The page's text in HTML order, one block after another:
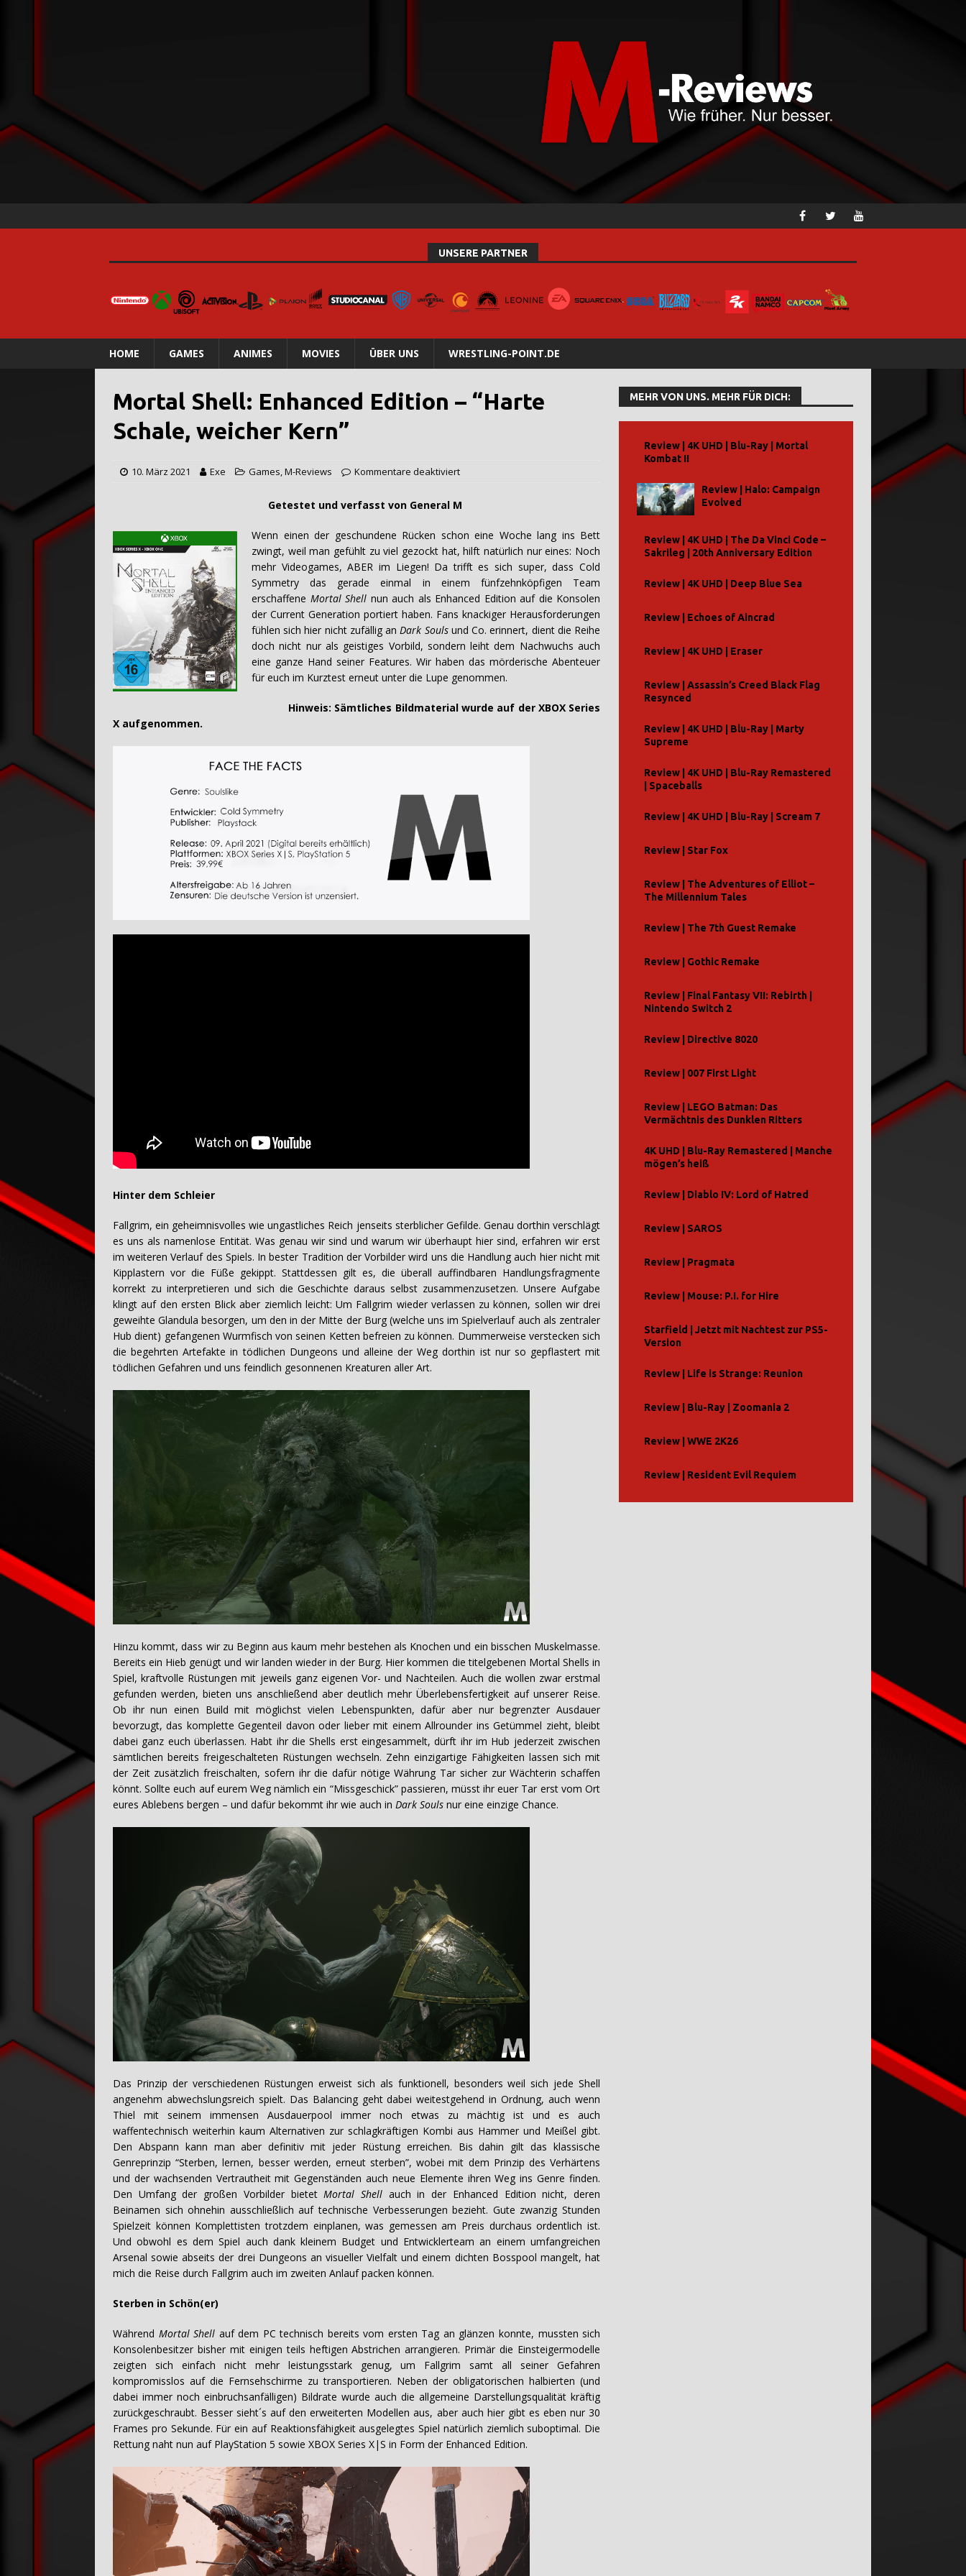
UNSERE PARTNER
HOME GAMES ANIMES MOVIES ÜBER UNS WRESTLING-POINT.DE
Mortal Shell: Enhanced Edition – “Harte
Schale, weicher Kern”
10. März 2021 Exe Games,M-Reviews Kommentare deaktiviert
Getestet und verfasst von General M
Wenn einen der geschundene Rücken schon eine Woche lang ins Bett
zwingt, weil man gefühlt zu viel gezockt hat, hilft natürlich nur eines: Noch
mehr Videogames, ABER im Liegen! Da trifft es sich super, dass Cold
Symmetry das gerade einmal in einem fünfzehnköpfigen Team
erschaffene Mortal Shell nun auch als Enhanced Edition auf die Konsolen
der Current Generation portiert haben. Fans knackiger Herausforderungen
fühlen sich hier nicht zufällig an Dark Soulsund Co. erinnert, dient die Reihe
doch nicht nur als geistiges Vorbild, sondern leiht dem Nachwuchs auch
eine ganze Hand seiner Features. Wir haben das mörderische Abenteuer
für euch im Kurztest erneut unter die Lupe genommen.
Hinweis: Sämtliches Bildmaterial wurde auf der XBOX Series
X aufgenommen.
Hinter dem Schleier
Fallgrim, ein geheimnisvolles wie ungastliches Reich jenseits sterblicher Gefilde. Genau dorthin verschlägt
es uns als namenlose Entität. Was genau wir sind und warum wir überhaupt hier sind, erfahren wir erst
im weiteren Verlauf des Spiels. In bester Tradition der Vorbilder wird uns die Handlung auch hier nicht mit
Kipplastern vor die Füße gekippt. Stattdessen gilt es, die überall auffindbaren Handlungsfragmente
korrekt zu interpretieren und sich die Geschichte daraus selbst zusammenzusetzen. Unsere Aufgabe
klingt auf den ersten Blick aber ziemlich leicht: Um Fallgrim wieder verlassen zu können, sollen wir drei
geweihte Glandula besorgen, um den in der Mitte der Burg (welche uns im Spielverlauf auch als zentraler
Hub dient) gefangenen Wurmfisch von seinen Ketten befreien zu können. Dummerweise verstecken sich
die begehrten Artefakte in tödlichen Dungeons und alleine der Weg dorthin ist nur so gepflastert mit
tödlichen Gefahren und uns feindlich gesonnenen Kreaturen aller Art.
Hinzu kommt, dass wir zu Beginn aus kaum mehr bestehen als Knochen und ein bisschen Muskelmasse.
Bereits ein Hieb genügt und wir landen wieder in der Burg. Hier kommen die titelgebenen Mortal Shells in
Spiel, kraftvolle Rüstungen mit jeweils ganz eigenen Vor- und Nachteilen. Auch die wollen zwar erstmal
gefunden werden, bieten uns anschließend aber deutlich mehr Überlebensfertigkeit auf unserer Reise.
Ob ihr nun einen Build mit möglichst vielen Lebenspunkten, dafür aber nur begrenzter Ausdauer
bevorzugt, das komplette Gegenteil davon oder lieber mit einem Allrounder ins Getümmel zieht, bleibt
dabei ganz euch überlassen. Habt ihr die Shells erst eingesammelt, dürft ihr im Hub jederzeit zwischen
sämtlichen bereits freigeschalteten Rüstungen wechseln. Zehn einzigartige Fähigkeiten lassen sich mit
der Zeit zusätzlich freischalten, sofern ihr die dafür nötige Währung Tar sicher zur Wächterin schaffen
könnt. Sollte euch auf eurem Weg nämlich ein “Missgeschick” passieren, müsst ihr euer Tar erst vom Ort
eures Ablebens bergen – und dafür bekommt ihr wie auch in Dark Souls nur eine einzige Chance.
Das Prinzip der verschiedenen Rüstungen erweist sich als funktionell, besonders weil sich jede Shell
angenehm abwechslungsreich spielt. Das Balancing geht dabei weitestgehend in Ordnung, auch wenn
Thiel mit seinem immensen Ausdauerpool immer noch etwas zu mächtig ist und es auch
waffentechnisch weiterhin kaum Alternativen zur schlagkräftigen Kombi aus Hammer und Meißel gibt.
Den Abspann kann man aber definitiv mit jeder Rüstung erreichen. Bis dahin gilt das klassische
Genreprinzip “Sterben, lernen, besser werden, erneut sterben”, wobei mit dem Prinzip des Verhärtens
und der wachsenden Vertrautheit mit Gegenständen auch neue Elemente ihren Weg ins Genre finden.
Den Umfang der großen Vorbilder bietetMortal Shell auch in der Enhanced Edition nicht, deren
Beinamen sich ohnehin ausschließlich auf technische Verbesserungen bezieht. Gute zwanzig Stunden
Spielzeit können Komplettisten trotzdem einplanen, was gemessen am Preis durchaus ordentlich ist.
Und obwohl es dem Spiel auch dank kleinem Budget und Entwicklerteam an einem umfangreichen
Arsenal sowie abseits der drei Dungeons an visueller Vielfalt und einem dichten Bosspool mangelt, hat
mich die Reise durch Fallgrim auch im zweiten Anlauf packen können.
Sterben in Schön(er)
Während Mortal Shell auf dem PC technisch bereits vom ersten Tag an glänzen konnte, mussten sich
Konsolenbesitzer bisher mit einigen teils heftigen Abstrichen arrangieren. Primär die Einsteigermodelle
zeigten sich einfach nicht mehr leistungsstark genug, um Fallgrim samt all seiner Gefahren
kompromisslos auf die Fernsehschirme zu transportieren. Neben der obligatorischen halbierten (und
dabei immer noch einbruchsanfälligen) Bildrate wurde auch die allgemeine Darstellungsqualität kräftig
zurückgeschraubt. Besser sieht´s auf den erweiterten Modellen aus, aber auch hier gibt es eben nur 30
Frames pro Sekunde. Für ein auf Reaktionsfähigkeit ausgelegtes Spiel natürlich ziemlich suboptimal. Die
Rettung naht nun auf PlayStation 5 sowie XBOX Series X|S in Form der Enhanced Edition.
MEHR VON UNS. MEHR FÜR DICH:
Review | 4K UHD | Blu-Ray | Mortal
Kombat II
Review | Halo: Campaign
Evolved
Review | 4K UHD | The Da Vinci Code –
Sakrileg | 20th Anniversary Edition
Review | 4K UHD | Deep Blue Sea
Review | Echoes of Aincrad
Review | 4K UHD | Eraser
Review | Assassin’s Creed Black Flag
Resynced
Review | 4K UHD | Blu-Ray | Marty
Supreme
Review | 4K UHD | Blu-Ray Remastered
| Spaceballs
Review | 4K UHD | Blu-Ray | Scream 7
Review | Star Fox
Review | The Adventures of Elliot –
The Millennium Tales
Review | The 7th Guest Remake
Review | Gothic Remake
Review | Final Fantasy VII: Rebirth |
Nintendo Switch 2
Review | Directive 8020
Review | 007 First Light
Review | LEGO Batman: Das
Vermächtnis des Dunklen Ritters
4K UHD | Blu-Ray Remastered | Manche
mögen’s heiß
Review | Diablo IV: Lord of Hatred
Review | SAROS
Review | Pragmata
Review | Mouse: P.I. for Hire
Starfield | Jetzt mit Nachtest zur PS5-
Version
Review | Life is Strange: Reunion
Review | Blu-Ray | Zoomania 2
Review | WWE 2K26
Review | Resident Evil Requiem